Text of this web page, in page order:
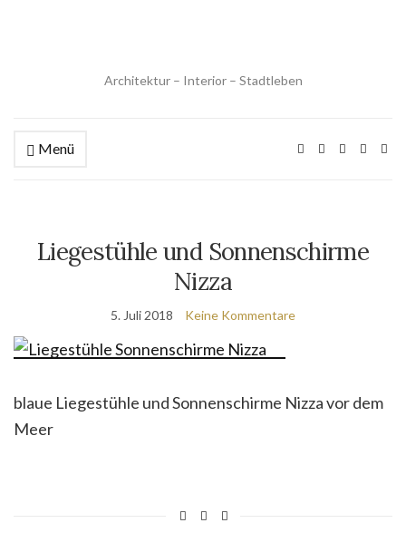
Architektur – Interior – Stadtleben
Menü
Liegestühle und Sonnenschirme
Nizza
5. Juli 2018 Keine Kommentare
blaue Liegestühle und Sonnenschirme Nizza vor dem
Meer